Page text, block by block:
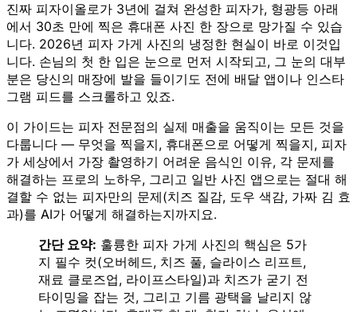
진짜 피자이올로가 3년에 걸쳐 완성한 피자가, 형광등 아래
에서 30초 만에 찍은 휴대폰 사진 한 장으로 망가질 수 있습
니다. 2026년 피자 가게 사진의 냉정한 현실이 바로 이것입
니다. 손님의 첫 한 입은 눈으로 먼저 시작되고, 그 눈의 대부
분은 당신의 매장에 발을 들이기도 전에 배달 앱이나 인스타
그램 피드를 스크롤하고 있죠.
이 가이드는 피자 전문점의 실제 매출을 움직이는 모든 것을
다룹니다 — 무엇을 찍을지, 휴대폰으로 어떻게 찍을지, 피자
가 세상에서 가장 촬영하기 어려운 음식인 이유, 각 문제를
해결하는 프로의 노하우, 그리고 일반 사진 앱으로는 절대 해
결할 수 없는 피자만의 문제(치즈 질감, 도우 색감, 가짜 김 효
과)를 AI가 어떻게 해결하는지까지요.
간단 요약: 훌륭한 피자 가게 사진의 핵심은 5가
지 필수 컷(오버헤드, 치즈 풀, 슬라이스 리프트,
재료 클로즈업, 라이프스타일)과 치즈가 굳기 전
타이밍을 잡는 것, 그리고 기름 광택을 날리지 않